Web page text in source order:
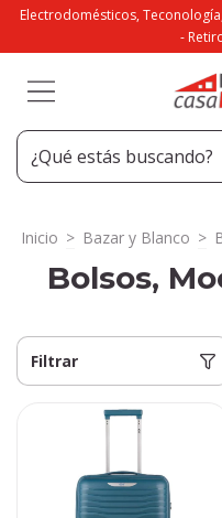
Electrodomésticos,
-
Inicio > Bazar y Blanco >
Bolsos,
Filtrar